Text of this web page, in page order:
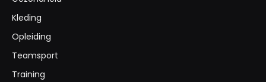
Kleding
Opleiding
Teamsport
Training